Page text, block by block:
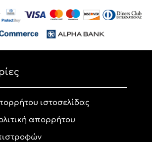
ιστοσελίδας
απορρήτου